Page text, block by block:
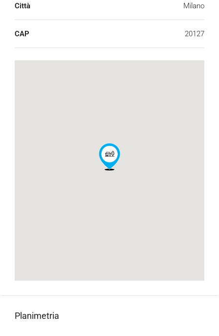
Città Milano
CAP 20127
Planimetria